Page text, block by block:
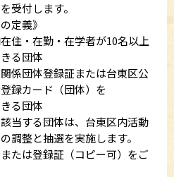
受付します。
義》
在勤・在学者が10名以上
る団体
体登録証または台東区公
録カード（団体）を
団体
る団体は、台東区内活動
調整と抽選を実施します。
登録証（コピー可）をご